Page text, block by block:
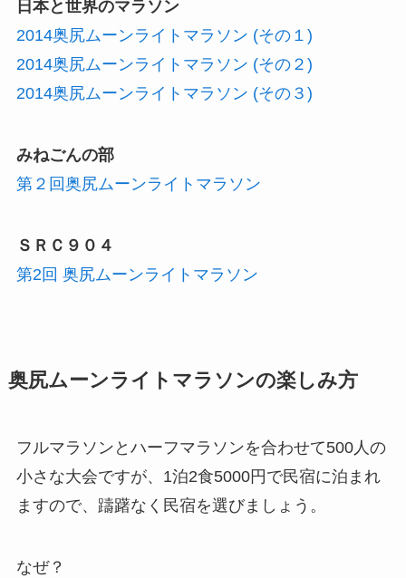
日本と世界のマラソン
2014奥尻ムーンライトマラソン (その１)
2014奥尻ムーンライトマラソン (その２)
2014奥尻ムーンライトマラソン (その３)
みねごんの部
第２回奥尻ムーンライトマラソン
ＳＲＣ９０４
第2回 奥尻ムーンライトマラソン
奥尻ムーンライトマラソンの楽しみ方
フルマラソンとハーフマラソンを合わせて500人の
小さな大会ですが、1泊2食5000円で民宿に泊まれ
ますので、躊躇なく民宿を選びましょう。
なぜ？